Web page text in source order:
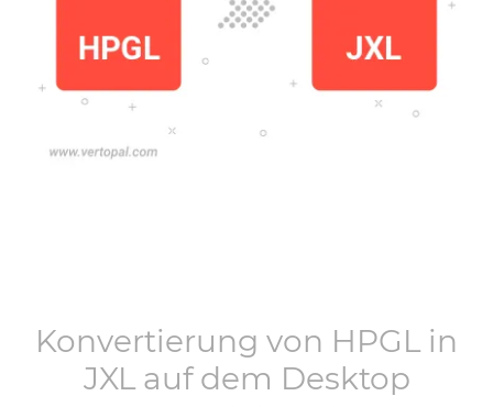
Konvertierung von HPGL in
JXLauf dem Desktop